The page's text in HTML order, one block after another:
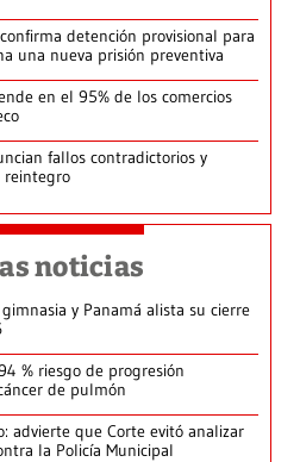
detención provisional para
una nueva prisión preventiva
en el 95% de los comercios
fallos contradictorios y
reintegro
noticias
y Panamá alista su cierre
% riesgo de progresión
de pulmón
advierte que Corte evitó analizar
la Policía Municipal